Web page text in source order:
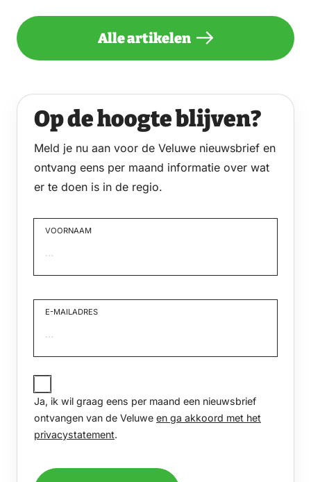
Alle artikelen
Op de hoogte blijven?
Meld je nu aan voor de Veluwe nieuwsbrief en
ontvang eens per maand informatie over wat
er te doen is in de regio.
VOORNAAM
E-MAILADRES
JA,
IK
WIL
GRAAG
PER
EEN
Ja, ik wil graag eens per maand een nieuwsbrief
ontvangen van de Veluwe en ga akkoord met het
privacystatement.